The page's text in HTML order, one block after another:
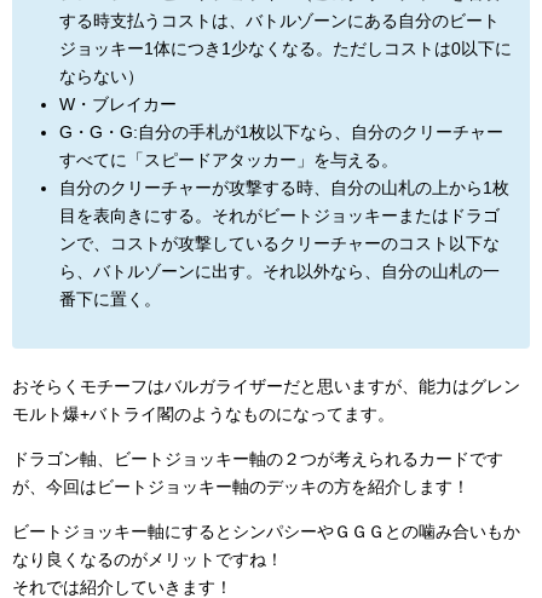
する時支払うコストは、バトルゾーンにある自分のビート
ジョッキー1体につき1少なくなる。ただしコストは0以下に
ならない）
W・ブレイカー
G・G・G:自分の手札が1枚以下なら、自分のクリーチャー
すべてに「スピードアタッカー」を与える。
自分のクリーチャーが攻撃する時、自分の山札の上から1枚
目を表向きにする。それがビートジョッキーまたはドラゴ
ンで、コストが攻撃しているクリーチャーのコスト以下な
ら、バトルゾーンに出す。それ以外なら、自分の山札の一
番下に置く。
おそらくモチーフはバルガライザーだと思いますが、能力はグレン
モルト爆+バトライ閣のようなものになってます。
ドラゴン軸、ビートジョッキー軸の２つが考えられるカードです
が、今回はビートジョッキー軸のデッキの方を紹介します！
ビートジョッキー軸にするとシンパシーやＧＧＧとの噛み合いもか
なり良くなるのがメリットですね！
それでは紹介していきます！